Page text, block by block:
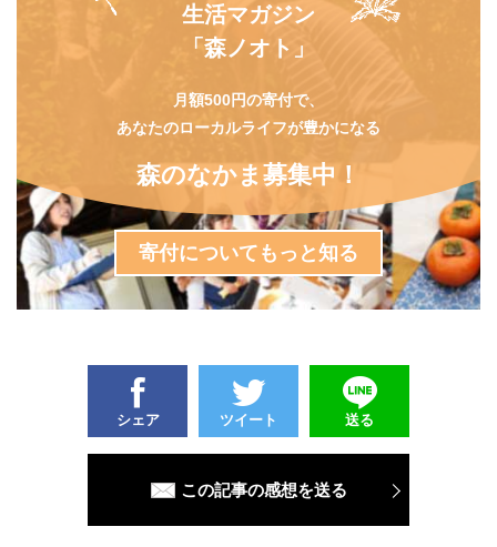
生活マガジン
「森ノオト」
月額500円の寄付で、
あなたのローカルライフが豊かになる
森のなかま募集中！
寄付についてもっと知る
シェア ツイート 送る
この記事の感想を送る